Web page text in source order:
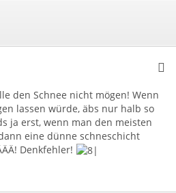
den Schnee nicht mögen! Wenn
lassen würde, äbs nur halb so
ja erst, wenn man den meisten
eine dünne schneschicht
Denkfehler!